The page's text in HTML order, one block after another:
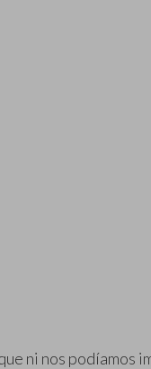
ni nos podíamos